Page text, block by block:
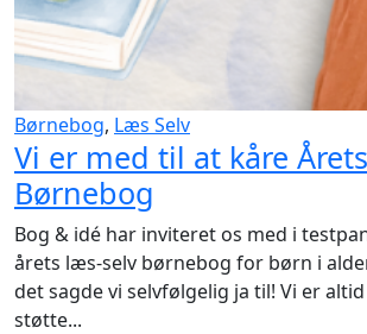
Børnebog, Læs Selv
Vi er med til at kåre
Børnebog
Bog & idé har inviteret os med i
årets læs-selv børnebog for børn i
det sagde vi selvfølgelig ja til! Vi er
støtte...